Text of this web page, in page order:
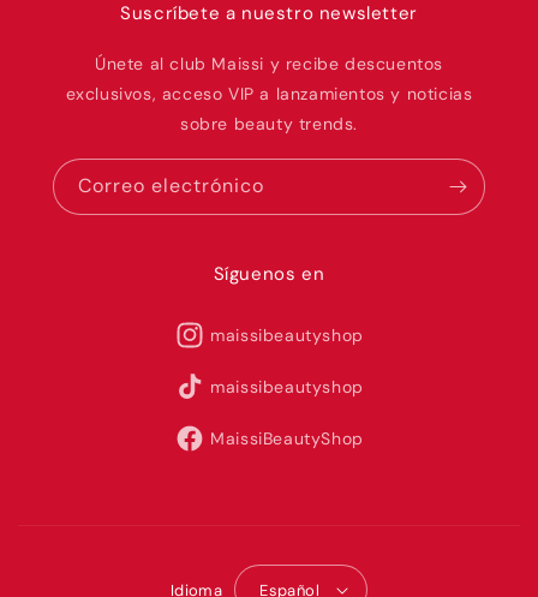
Suscríbete a nuestro newsletter
Únete al club Maissi y recibe descuentos
exclusivos, acceso VIP a lanzamientos y noticias
sobre beauty trends.
Correo electrónico
Síguenos en
maissibeautyshop
maissibeautyshop
MaissiBeautyShop
Idioma Español